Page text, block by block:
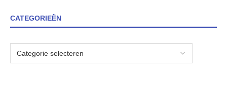
CATEGORIEËN